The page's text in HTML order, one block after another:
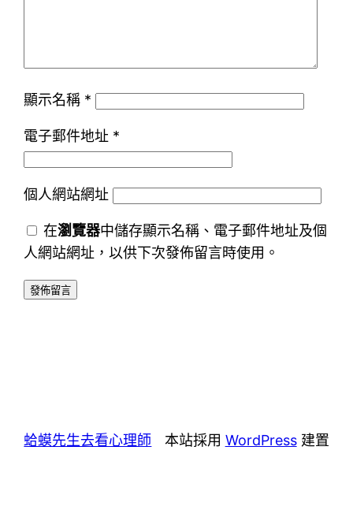
顯示名稱 *
電子郵件地址 *
個人網站網址
在瀏覽器中儲存顯示名稱、電子郵件地址及個
人網站網址，以供下次發佈留言時使用。
蛤蟆先生去看心理師 本站採用 WordPress建置